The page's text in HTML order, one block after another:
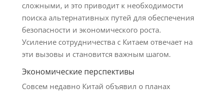
сложными, и это приводит к необходимости
поиска альтернативных путей для обеспечения
безопасности и экономического роста.
Усиление сотрудничества с Китаем отвечает на
эти вызовы и становится важным шагом.
Экономические перспективы
Совсем недавно Китай объявил о планах